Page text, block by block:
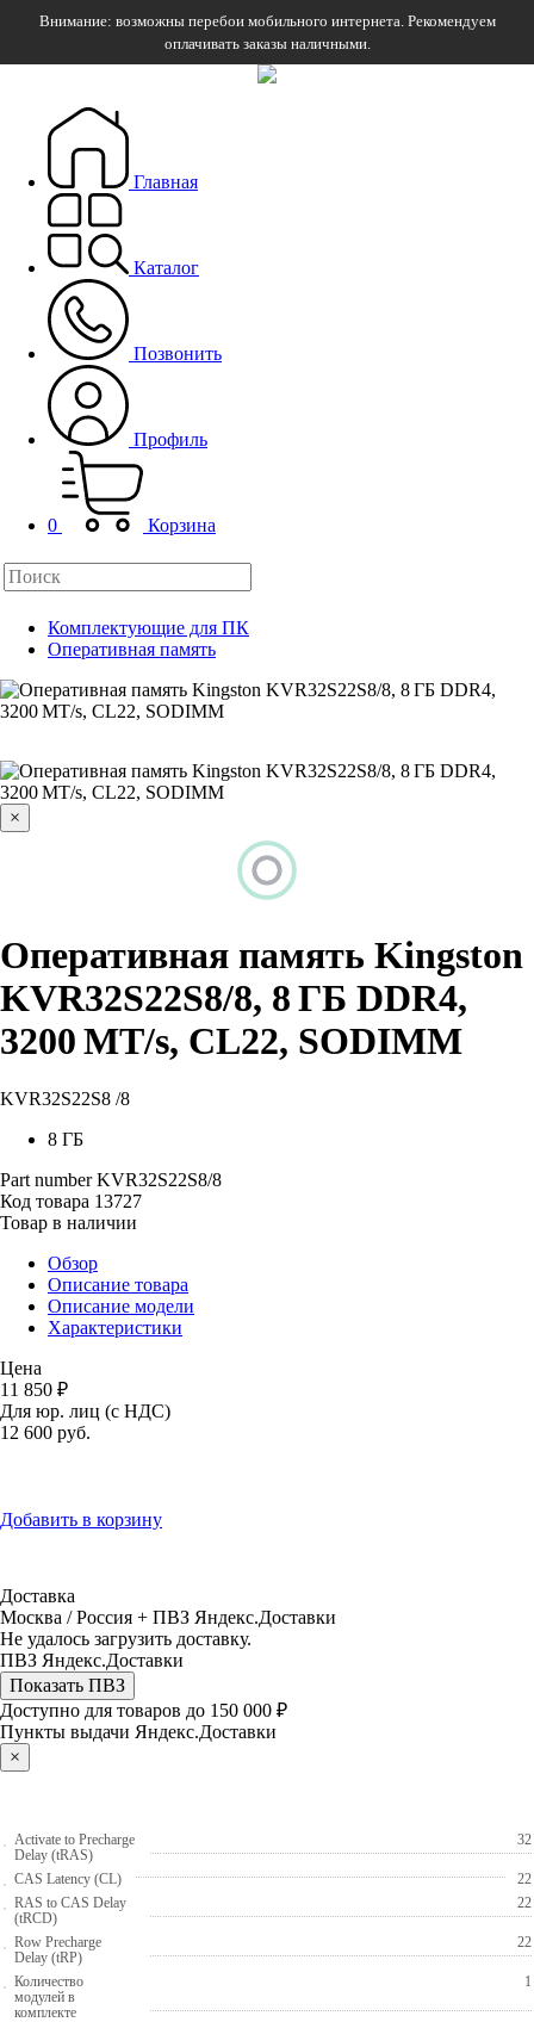
Внимание: возможны перебои мобильного интернета. Рекомендуем
оплачивать заказы наличными.
Главная
Каталог
Позвонить
Профиль
0 Корзина
Комплектующие для ПК
Оперативная память
×
Оперативная память Kingston
KVR32S22S8/8, 8 ГБ DDR4,
3200 MT/s, CL22, SODIMM
KVR32S22S8 /8
8 ГБ
Part number KVR32S22S8/8
Код товара 13727
Товар в наличии
Обзор
Описание товара
Описание модели
Характеристики
Цена
11 850 ₽
Для юр. лиц (с НДС)
12 600 руб.
Добавить в корзину
Доставка
Москва / Россия + ПВЗ Яндекс.Доставки
Не удалось загрузить доставку.
ПВЗ Яндекс.Доставки
Показать ПВЗ
Доступно для товаров до 150 000 ₽
Пункты выдачи Яндекс.Доставки
×
Activate to Precharge
Delay (tRAS)
32
CAS Latency (CL)
22
RAS to CAS Delay
(tRCD)
22
Row Precharge
Delay (tRP)
22
Количество
модулей в
комплекте
1